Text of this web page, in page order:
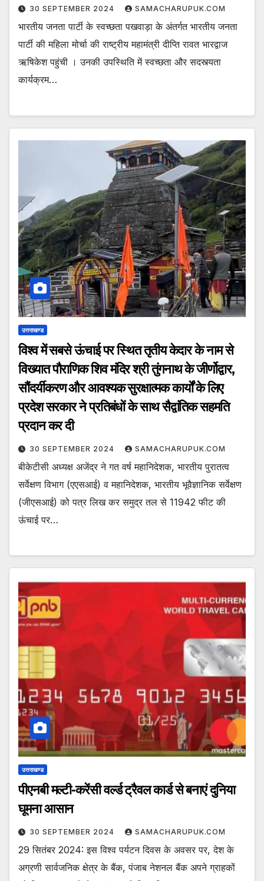
30 SEPTEMBER 2024 SAMACHARUPUK.COM
भारतीय जनता पार्टी के स्वच्छता पखवाड़ा के अंतर्गत भारतीय जनता
पार्टी की महिला मोर्चा की राष्ट्रीय महामंत्री दीप्ति रावत भारद्वाज
ऋषिकेश पहुंची । उनकी उपस्थिति में स्वच्छता और सदस्त्यता
कार्यक्रम…
उत्तराखण्ड
विश्व में सबसे ऊंचाई पर स्थित तृतीय केदार के नाम से
विख्यात पौराणिक शिव मंदिर श्री तुंगनाथ के जीर्णोद्वार,
सौंदर्यीकरण और आवश्यक सुरक्षात्मक कार्यों के लिए
प्रदेश सरकार ने प्रतिबंधों के साथ सैद्वांतिक सहमति
प्रदान कर दी
30 SEPTEMBER 2024 SAMACHARUPUK.COM
बीकेटीसी अध्यक्ष अजेंद्र ने गत वर्ष महानिदेशक, भारतीय पुरातत्व
सर्वेक्षण विभाग (एएसआई) व महानिदेशक, भारतीय भूवैज्ञानिक सर्वेक्षण
(जीएसआई) को पत्र लिख कर समुद्र तल से 11942 फीट की
ऊंचाई पर…
उत्तराखण्ड
पीएनबी मल्टी-करेंसी वर्ल्ड ट्रैवल कार्ड से बनाएं दुनिया
घूमना आसान
30 SEPTEMBER 2024 SAMACHARUPUK.COM
29 सितंबर 2024: इस विश्व पर्यटन दिवस के अवसर पर, देश के
अग्रणी सार्वजनिक क्षेत्र के बैंक, पंजाब नेशनल बैंक अपने ग्राहकों